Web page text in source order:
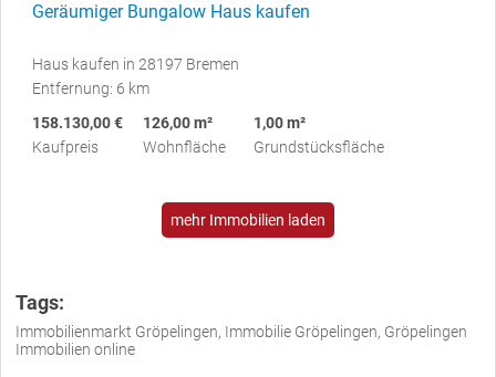
Geräumiger Bungalow Haus kaufen
Haus kaufen in 28197 Bremen
Entfernung: 6 km
158.130,00 €
Kaufpreis
126,00 m²
Wohnfläche
1,00 m²
Grundstücksfläche
mehr Immobilien laden
Tags:
Immobilienmarkt Gröpelingen, Immobilie Gröpelingen, Gröpelingen
Immobilien online